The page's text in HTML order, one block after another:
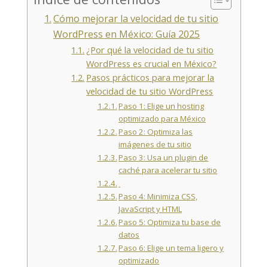
Cómo mejorar la velocidad de tu sitio
WordPress en México: Guía 2025
¿Por qué la velocidad de tu sitio
WordPress es crucial en México?
Pasos prácticos para mejorar la
velocidad de tu sitio WordPress
Paso 1: Elige un hosting
optimizado para México
Paso 2: Optimiza las
imágenes de tu sitio
Paso 3: Usa un plugin de
caché para acelerar tu sitio
Paso 4: Minimiza CSS,
JavaScript y HTML
Paso 5: Optimiza tu base de
datos
Paso 6: Elige un tema ligero y
optimizado